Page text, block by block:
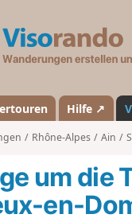
Hilfe ↗
Rhône-Alpes Ain
um die
en-